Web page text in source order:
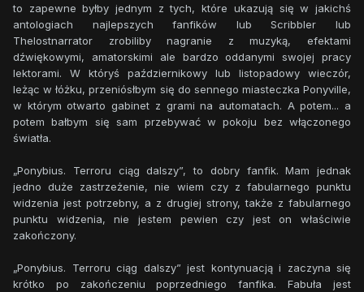
to zapewne byłby jednym z tych, które ukazują się w jakichś
antologiach najlepszych fanfików lub Scribbler lub
Thelostnarrator zrobiliby nagranie z muzyką, efektami
dźwiękowymi, amatorskimi ale bardzo oddanymi swojej pracy
lektorami. W któryś październikowy lub listopadowy wieczór,
leżąc w łóżku, przeniósłbym się do sennego miasteczka Ponyville,
w którym otwarto gabinet z grami na automatach. A potem... a
potem bałbym się sam przebywać w pokoju bez włączonego
światła.
„Ponybius. Terroru ciąg dalszy”, to dobry fanfik. Mam jednak
jedno duże zastrzeżenie, nie wiem czy z fabularnego punktu
widzenia jest potrzebny, a z drugiej strony, także z fabularnego
punktu widzenia, nie jestem pewien czy jest on właściwie
zakończony.
„Ponybius. Terroru ciąg dalszy” jest kontynuacją i zaczyna się
krótko po zakończeniu poprzedniego fanfika. Fabuła jest